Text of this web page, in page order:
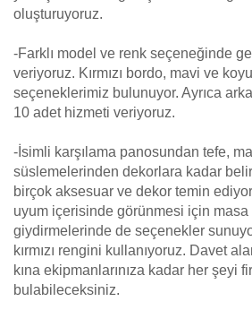
oluşturuyoruz.
-Farklı model ve renk seçeneğinde
veriyoruz. Kırmızı bordo, mavi ve
seçeneklerimiz bulunuyor. Ayrıca
10 adet hizmeti veriyoruz.
-İsimli karşılama panosundan tefe,
süslemelerinden dekorlara kadar
birçok aksesuar ve dekor temin
uyum içerisinde görünmesi için
giydirmelerinde de seçenekler
kırmızı rengini kullanıyoruz. Davet
kına ekipmanlarınıza kadar her şeyi
bulabileceksiniz.